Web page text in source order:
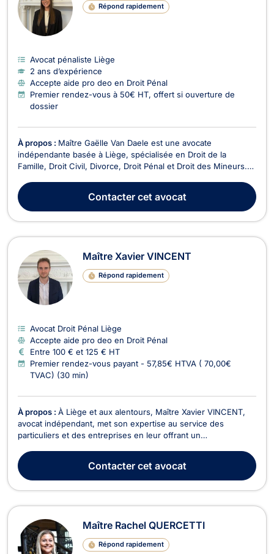
Répond rapidement
Avocat pénaliste Liège
2 ans d’expérience
Accepte aide pro deo en Droit Pénal
Premier rendez-vous à 50€ HT, offert si ouverture de
dossier
À propos : Maître Gaëlle Van Daele est une avocate
indépendante basée à Liège, spécialisée en Droit de la
Famille, Droit Civil, Divorce, Droit Pénal et Droit des Mineurs.
familiale, de justice pour la jeunesse, ainsi qu'en droit civil et
pénal, afin de défendre au mieux les ...
Contactercet avocat
Maître Xavier VINCENT
Répond rapidement
Avocat Droit Pénal Liège
Accepte aide pro deo en Droit Pénal
Entre 100 € et 125 € HT
Premier rendez-vous payant - 57,85€ HTVA ( 70,00€
TVAC) (30 min)
À propos : À Liège et aux alentours, Maître Xavier VINCENT,
avocat indépendant, met son expertise au service des
particuliers et des entreprises en leur offrant un
résultats. Titulaire d’un Master en droit privé et droit des
affaires de l’Université de Liège, il intervient tant en...
Contactercet avocat
Maître Rachel QUERCETTI
Répond rapidement